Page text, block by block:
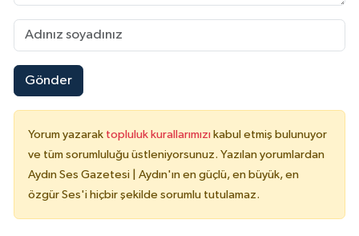
Gönder
Yorum yazarak topluluk kurallarımızı kabul etmiş bulunuyor
ve tüm sorumluluğu üstleniyorsunuz. Yazılan yorumlardan
Aydın Ses Gazetesi | Aydın'ın en güçlü, en büyük, en
özgür Ses'i hiçbir şekilde sorumlu tutulamaz.